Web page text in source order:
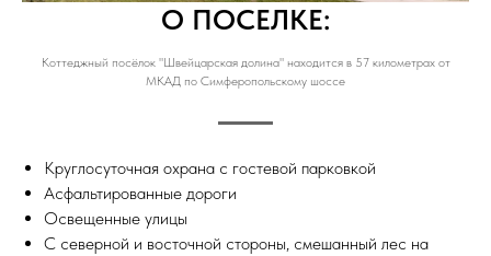
О ПОСЕЛКЕ:
Коттеджный посёлок "Швейцарская долина" находится в 57 километрах от
МКАД по Симферопольскому шоссе
Круглосуточная охрана с гостевой парковкой
Асфальтированные дороги
Освещенные улицы
С северной и восточной стороны, смешанный лес на